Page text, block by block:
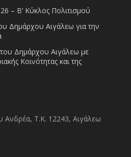
– Β’ Κύκλος Πολιτισμού
Δημάρχου Αιγάλεω για την
Δημάρχου Αιγάλεω με
Κοινότητας και της
Ανδρέα, Τ.Κ. 12243, Αιγάλεω